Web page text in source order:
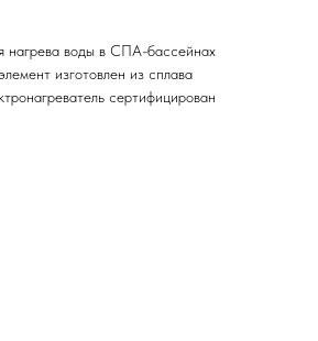
нагрева воды в СПА-бассейнах
изготовлен из сплава
сертифицирован